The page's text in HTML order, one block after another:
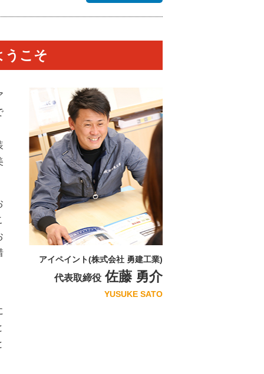
うこそ
アイペイント(株式会社 勇建工業)
代表取締役 佐藤 勇介
YUSUKE SATO